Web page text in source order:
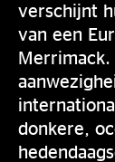
verschijnt
van een
donkere,